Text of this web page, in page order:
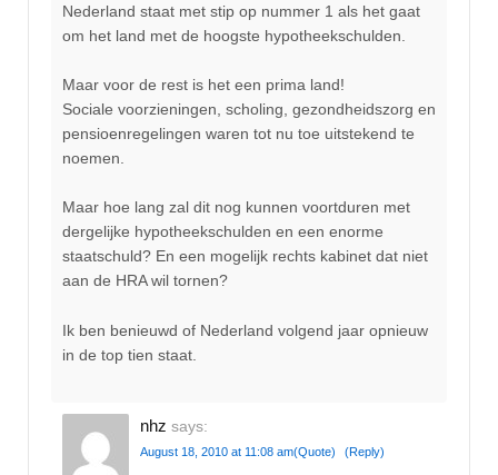
Nederland staat met stip op nummer 1 als het gaat
om het land met de hoogste hypotheekschulden.
Maar voor de rest is het een prima land!
Sociale voorzieningen, scholing, gezondheidszorg en
pensioenregelingen waren tot nu toe uitstekend te
noemen.
Maar hoe lang zal dit nog kunnen voortduren met
dergelijke hypotheekschulden en een enorme
staatschuld? En een mogelijk rechts kabinet dat niet
aan de HRA wil tornen?
Ik ben benieuwd of Nederland volgend jaar opnieuw
in de top tien staat.
nhz says:
August 18, 2010 at 11:08 am(Quote) (Reply)